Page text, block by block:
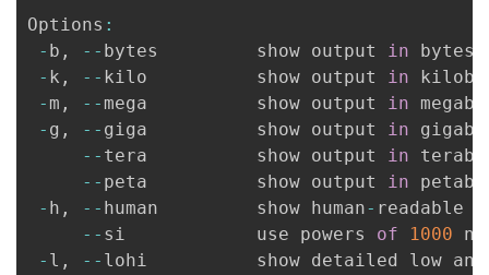
Options :
- b , -- bytes         show output in bytes
- k , -- kilo          show output in
- m , -- mega          show output in
- g , -- giga          show output in
-- tera          show output in
-- peta          show output in
- h , -- human         show human- readable
-- si            use powers of 1000
- l , -- lohi          show detailed low and